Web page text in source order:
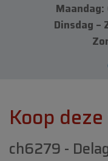
Maandag:
Dinsdag –
Koop
ch6279 -